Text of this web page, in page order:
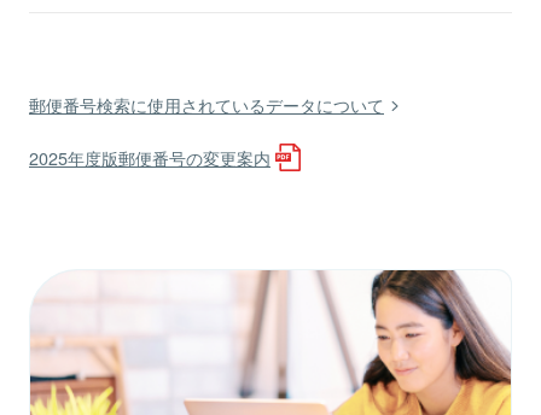
郵便番号検索に使用されているデータについて
2025年度版郵便番号の変更案内